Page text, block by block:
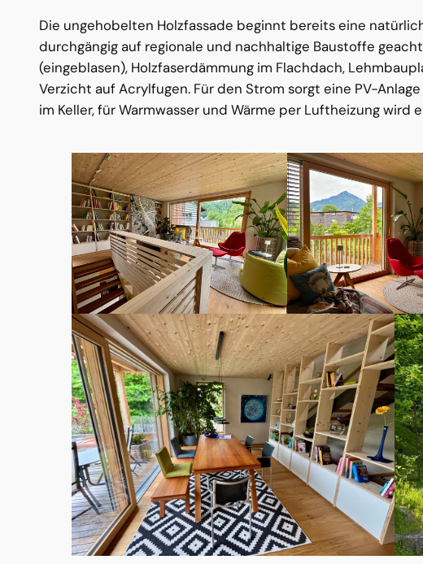
Die ungehobelten Holzfassade beginnt bereits eine
durchgängig auf regionale und nachhaltige Baustoffe
(eingeblasen), Holzfaserdämmung im Flachdach,
Verzicht auf Acrylfugen. Für den Strom sorgt eine PV-
im Keller, für Warmwasser und Wärme per Luftheizung wird